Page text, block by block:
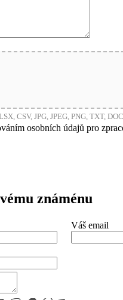
CSV, JPG, JPEG, PNG, TXT,
osobních údajů pro
známénu
Váš email